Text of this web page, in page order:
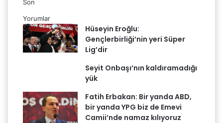
Son
Yorumlar
Hüseyin Eroğlu:
Gençlerbirliği’nin yeri Süper
Lig’dir
Seyit Onbaşı’nın kaldıramadığı
yük
Fatih Erbakan: Bir yanda ABD,
bir yanda YPG biz de Emevi
Camii’nde namaz kılıyoruz